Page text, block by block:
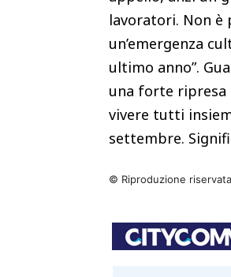
lavoratori. Non è
un’emergenza
ultimo anno”.
una forte ripresa
vivere tutti
settembre.
© Riproduzione riservata